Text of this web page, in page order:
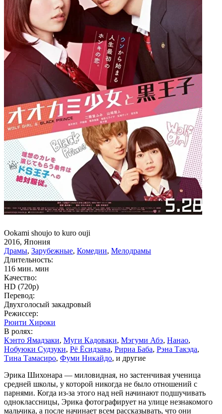
Ookami shoujo to kuro ouji
2016, Япония
Драмы, Зарубежные, Комедии, Мелодрамы
Длительность:
116 мин. мин
Качество:
HD (720p)
Перевод:
Двухголосый закадровый
Режиссер:
Рюити Хироки
В ролях:
Кэнто Ямадзаки, Муги Кадоваки, Мэгуми Абэ, Нанао,
Нобуюки Судзуки, Рё Ёсидзава, Ририа Баба, Рэна Такэда,
Тина Тамасиро, Фуми Никайдо, и другие
Эрика Шихонара — миловидная, но застенчивая ученица
средней школы, у которой никогда не было отношений с
парнями. Когда из-за этого над ней начинают подшучивать
одноклассницы, Эрика фотографирует на улице незнакомого
мальчика, а после начинает всем рассказывать, что они